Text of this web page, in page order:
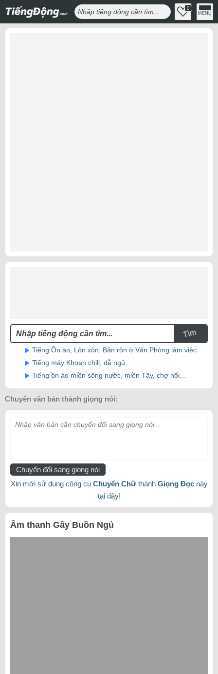
0
MENU
Tìm
Tiếng Ồn ào, Lộn xộn, Bận rộn ở Văn Phòng làm việc
Tiếng máy Khoan chill, dễ ngủ
Tiếng ồn ào miền sông nước, miền Tây, chợ nổi…
Chuyển văn bản thành giọng nói:
Nhập văn bản cần chuyển đổi sang giọng nói...
Chuyển đổi sang giọng nói
Xin mời sử dụng công cụ Chuyển Chữthành Giọng Đọcnày
tại đây!
Âm thanh Gây Buồn Ngủ